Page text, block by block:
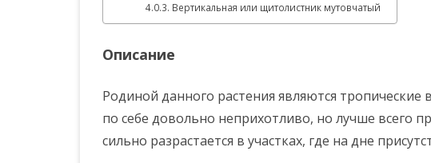
Вертикальная или щитолистник мутовчатый
Описание
Родиной данного растения являются
по себе довольно неприхотливо, но лучше всего
сильно разрастается в участках, где на дне